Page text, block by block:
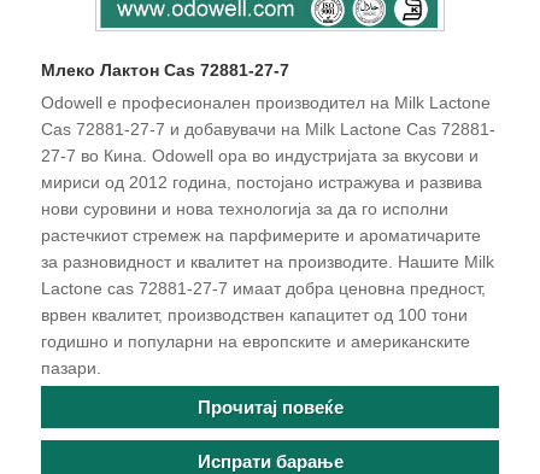
Млеко Лактон Cas 72881-27-7
Odowell е професионален производител на Milk Lactone
Cas 72881-27-7 и добавувачи на Milk Lactone Cas 72881-
27-7 во Кина. Odowell ора во индустријата за вкусови и
мириси од 2012 година, постојано истражува и развива
нови суровини и нова технологија за да го исполни
растечкиот стремеж на парфимерите и ароматичарите
за разновидност и квалитет на производите. Нашите Milk
Lactone cas 72881-27-7 имаат добра ценовна предност,
врвен квалитет, производствен капацитет од 100 тони
годишно и популарни на европските и американските
пазари.
Прочитај повеќе
Испрати барање